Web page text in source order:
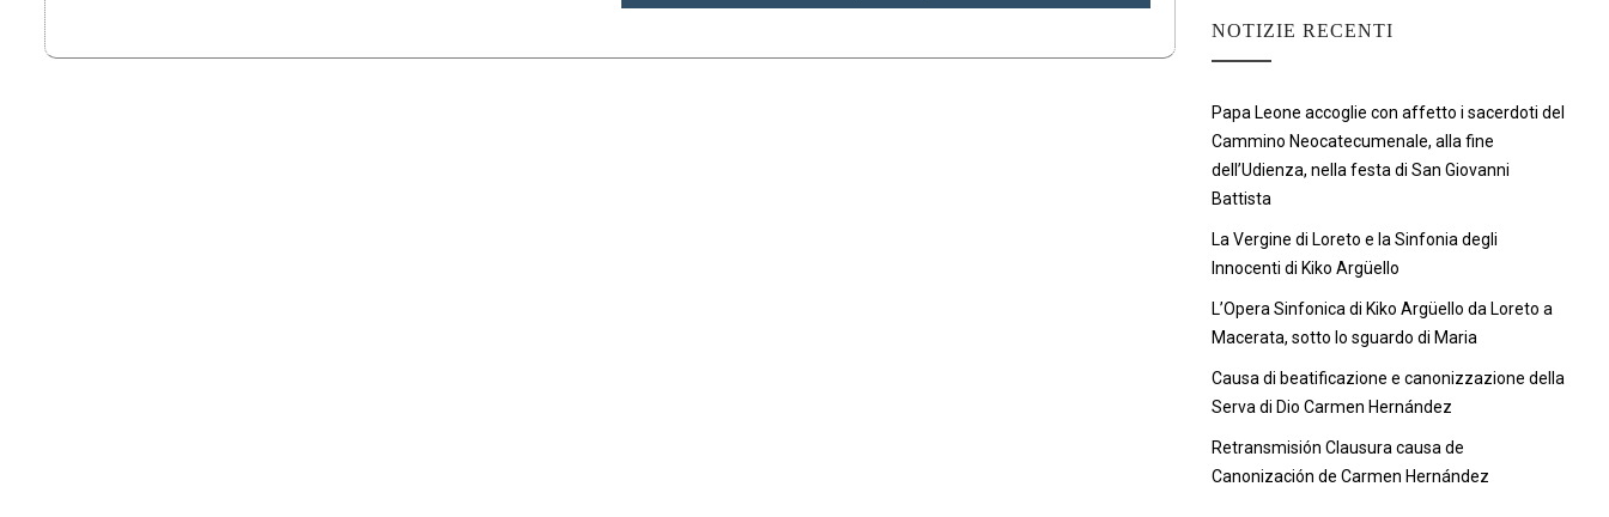
NOTIZIE RECENTI
Papa Leone accoglie con affetto i sacerdoti del
Cammino Neocatecumenale, alla fine
dell’Udienza, nella festa di San Giovanni
Battista
La Vergine di Loreto e la Sinfonia degli
Innocenti di Kiko Argüello
L’Opera Sinfonica di Kiko Argüello da Loreto a
Macerata, sotto lo sguardo di Maria
Causa di beatificazione e canonizzazione della
Serva di Dio Carmen Hernández
Retransmisión Clausura causa de
Canonización de Carmen Hernández